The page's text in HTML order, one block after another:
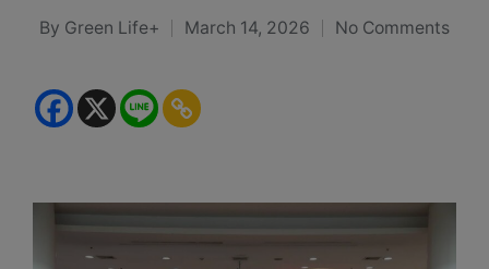
Posted
By Green Life+ March 14, 2026 No Comments